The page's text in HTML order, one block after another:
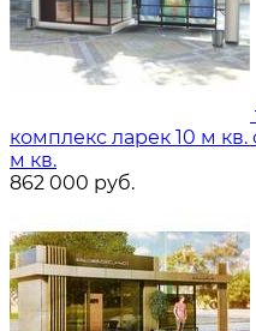
комплекс ларек 10 м
м кв.
862 000 руб.